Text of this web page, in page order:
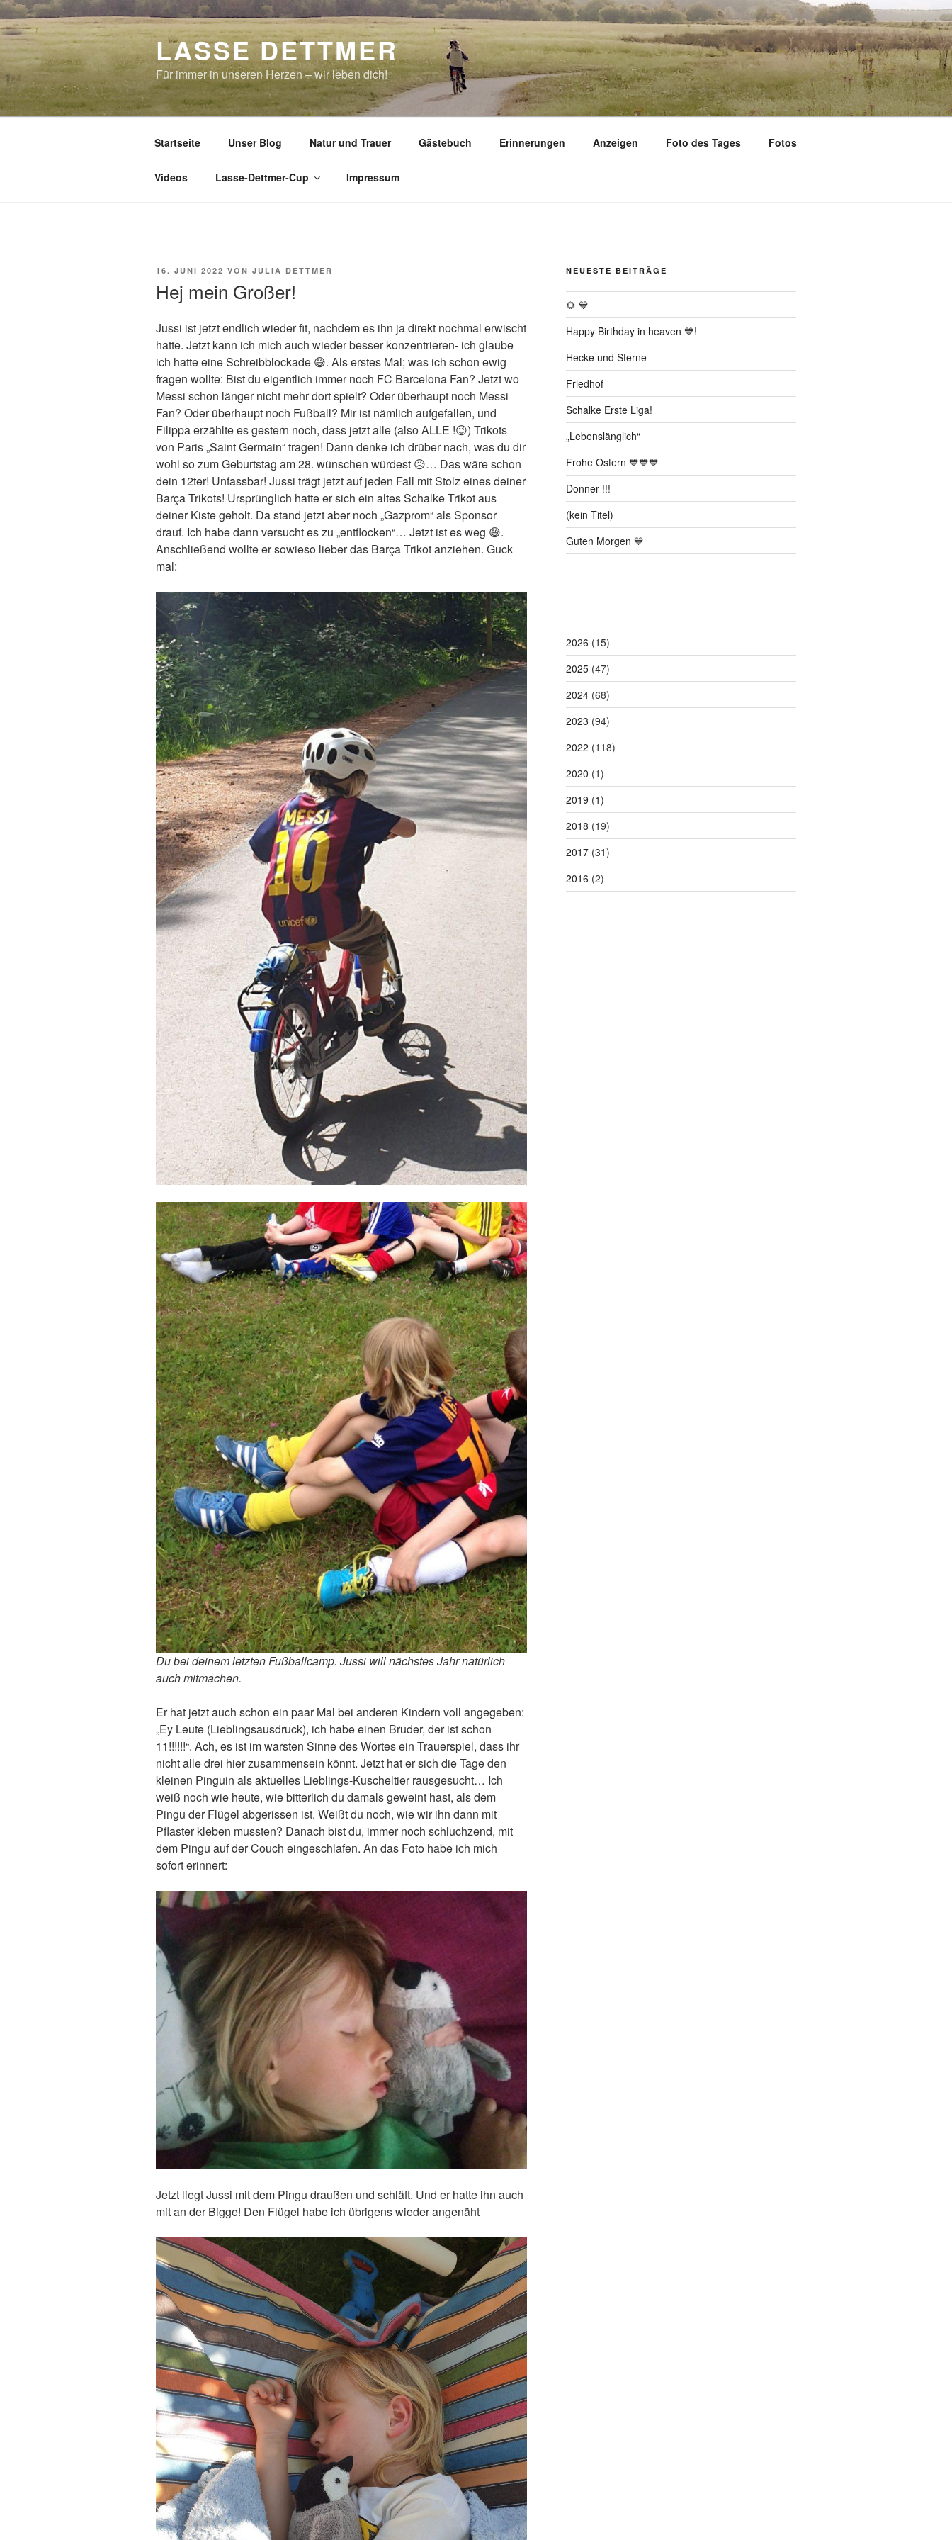
Zum
Inhalt
springen
LASSE DETTMER
Für immer in unseren Herzen – wir leben dich!
Startseite Unser Blog Natur und Trauer Gästebuch Erinnerungen Anzeigen Foto des Tages Fotos
Videos Lasse-Dettmer-Cup Impressum
VERÖFFENTLICHT
16. JUNI 2022 VON JULIA DETTMER
Hej mein Großer!
Jussi ist jetzt endlich wieder fit, nachdem es ihn ja direkt nochmal erwischt
hatte. Jetzt kann ich mich auch wieder besser konzentrieren- ich glaube
ich hatte eine Schreibblockade 😅. Als erstes Mal; was ich schon ewig
fragen wollte: Bist du eigentlich immer noch FC Barcelona Fan? Jetzt wo
Messi schon länger nicht mehr dort spielt? Oder überhaupt noch Messi
Fan? Oder überhaupt noch Fußball? Mir ist nämlich aufgefallen, und
Filippa erzählte es gestern noch, dass jetzt alle (also ALLE !😉) Trikots
von Paris „Saint Germain“ tragen! Dann denke ich drüber nach, was du dir
wohl so zum Geburtstag am 28. wünschen würdest 😥… Das wäre schon
dein 12ter! Unfassbar! Jussi trägt jetzt auf jeden Fall mit Stolz eines deiner
Barça Trikots! Ursprünglich hatte er sich ein altes Schalke Trikot aus
deiner Kiste geholt. Da stand jetzt aber noch „Gazprom“ als Sponsor
drauf. Ich habe dann versucht es zu „entflocken“… Jetzt ist es weg 😅.
Anschließend wollte er sowieso lieber das Barça Trikot anziehen. Guck
mal:
Du bei deinem letzten Fußballcamp. Jussi will nächstes Jahr natürlich
auch mitmachen.
Er hat jetzt auch schon ein paar Mal bei anderen Kindern voll angegeben:
„Ey Leute (Lieblingsausdruck), ich habe einen Bruder, der ist schon
11!!!!!!“. Ach, es ist im warsten Sinne des Wortes ein Trauerspiel, dass ihr
nicht alle drei hier zusammensein könnt. Jetzt hat er sich die Tage den
kleinen Pinguin als aktuelles Lieblings-Kuscheltier rausgesucht… Ich
weiß noch wie heute, wie bitterlich du damals geweint hast, als dem
Pingu der Flügel abgerissen ist. Weißt du noch, wie wir ihn dann mit
Pflaster kleben mussten? Danach bist du, immer noch schluchzend, mit
dem Pingu auf der Couch eingeschlafen. An das Foto habe ich mich
sofort erinnert:
Jetzt liegt Jussi mit dem Pingu draußen und schläft. Und er hatte ihn auch
mit an der Bigge! Den Flügel habe ich übrigens wieder angenäht
NEUESTE BEITRÄGE
🌻 💙
Happy Birthday in heaven 💙!
Hecke und Sterne
Friedhof
Schalke Erste Liga!
„Lebenslänglich“
Frohe Ostern 💙💙💙
Donner !!!
(kein Titel)
Guten Morgen 💙
2026 (15)
2025(47)
2024(68)
2023 (94)
2022 (118)
2020 (1)
2019 (1)
2018 (19)
2017(31)
2016 (2)